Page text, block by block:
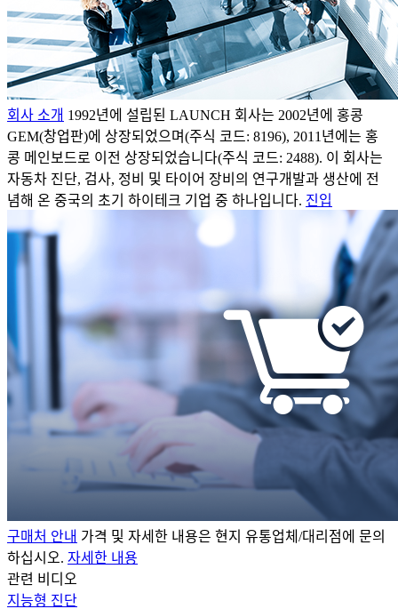
회사 소개 1992년에 설립된 LAUNCH 회사는 2002년에 홍콩
GEM(창업판)에 상장되었으며(주식 코드: 8196), 2011년에는 홍
콩 메인보드로 이전 상장되었습니다(주식 코드: 2488). 이 회사는
자동차 진단, 검사, 정비 및 타이어 장비의 연구개발과 생산에 전
념해 온 중국의 초기 하이테크 기업 중 하나입니다. 진입
구매처 안내 가격 및 자세한 내용은 현지 유통업체/대리점에 문의
하십시오. 자세한 내용
관련 비디오
지능형 진단